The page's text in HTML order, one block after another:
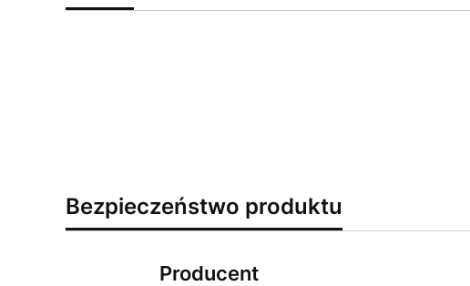
Bezpieczeństwo produktu
Producent